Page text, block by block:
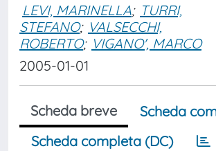
LEVI, MARINELLA; TURRI,
STEFANO; VALSECCHI,
ROBERTO; VIGANO', MARCO
2005-01-01
Scheda breve
Scheda
Scheda completa (DC)